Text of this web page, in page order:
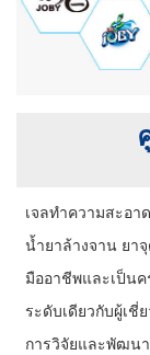
เจลทำความสะอา
น้ำยาล้างจาน ยา
มืออาชีพและเป็นค
ระดับเดียวกับผู้เ
การวิจัยและพัฒน